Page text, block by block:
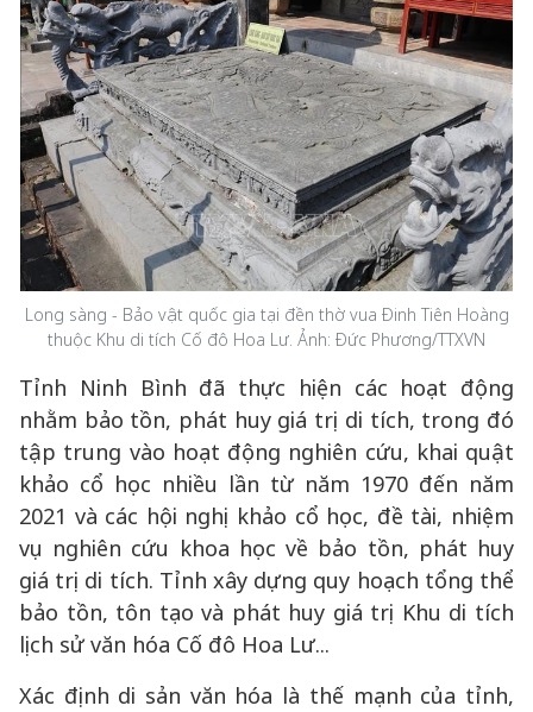
Long sàng - Bảo vật quốc gia tại đền thờ vua Đinh Tiên Hoàng
thuộc Khu di tích Cố đô Hoa Lư. Ảnh: Đức Phương/TTXVN
Tỉnh Ninh Bình đã thực hiện các hoạt động
nhằm bảo tồn, phát huy giá trị di tích, trong đó
tập trung vào hoạt động nghiên cứu, khai quật
khảo cổ học nhiều lần từ năm 1970 đến năm
2021 và các hội nghị khảo cổ học, đề tài, nhiệm
vụ nghiên cứu khoa học về bảo tồn, phát huy
giá trị di tích. Tỉnh xây dựng quy hoạch tổng thể
bảo tồn, tôn tạo và phát huy giá trị Khu di tích
lịch sử văn hóa Cố đô Hoa Lư...
Xác định di sản văn hóa là thế mạnh của tỉnh,